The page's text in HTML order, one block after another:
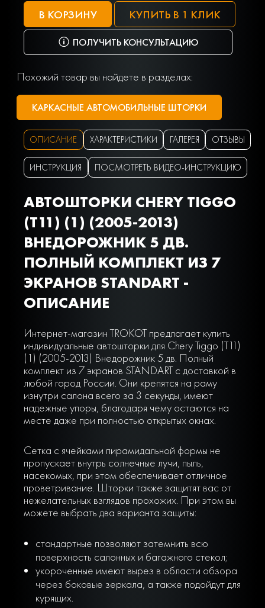
В КОРЗИНУ КУПИТЬ В 1 КЛИК
ПОЛУЧИТЬ КОНСУЛЬТАЦИЮ
Похожий товар вы найдете в разделах:
КАРКАСНЫЕ АВТОМОБИЛЬНЫЕ ШТОРКИ
ОПИСАНИЕ ХАРАКТЕРИСТИКИ ГАЛЕРЕЯ ОТЗЫВЫ
ИНСТРУКЦИЯ ПОСМОТРЕТЬ ВИДЕО-ИНСТРУКЦИЮ
АВТОШТОРКИ CHERY TIGGO
(T11) (1) (2005-2013)
ВНЕДОРОЖНИК 5 ДВ.
ПОЛНЫЙ КОМПЛЕКТ ИЗ 7
ЭКРАНОВ STANDART -
ОПИСАНИЕ
Интернет-магазин TROKOT предлагает купить
индивидуальные автошторки для Chery Tiggo (T11)
(1) (2005-2013) Внедорожник 5 дв. Полный
комплект из 7 экранов STANDART с доставкой в
любой город России. Они крепятся на раму
изнутри салона всего за 3 секунды, имеют
надежные упоры, благодаря чему остаются на
месте даже при полностью открытых окнах.
Сетка с ячейками пирамидальной формы не
пропускает внутрь солнечные лучи, пыль,
насекомых, при этом обеспечивает отличное
проветривание. Шторки также защитят вас от
нежелательных взглядов прохожих. При этом вы
можете выбрать два варианта защиты:
стандартные позволяют затемнить всю
поверхность салонных и багажного стекол;
укороченные имеют вырез в области обзора
через боковые зеркала, а также подойдут для
курящих.